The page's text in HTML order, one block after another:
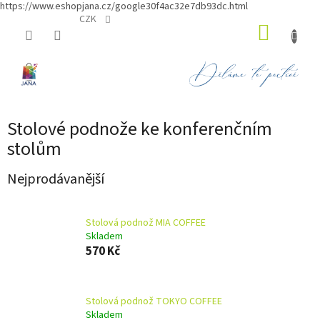
https://www.eshopjana.cz/google30f4ac32e7db93dc.html
CZK
Stolové podnože ke konferenčním
stolům
Nejprodávanější
Stolová podnož MIA COFFEE
Skladem
570 Kč
Stolová podnož TOKYO COFFEE
Skladem